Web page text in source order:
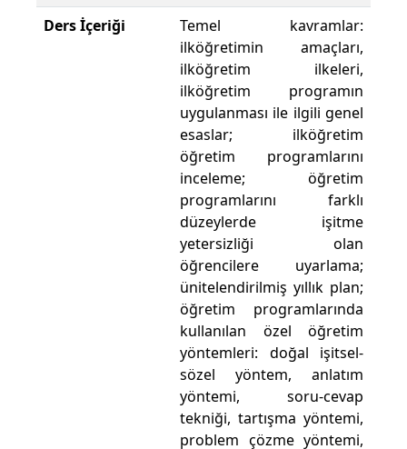
Ders İçeriği
Temel kavramlar:
ilköğretimin amaçları,
ilköğretim ilkeleri,
ilköğretim programın
uygulanması ile ilgili genel
esaslar; ilköğretim
öğretim programlarını
inceleme; öğretim
programlarını farklı
düzeylerde işitme
yetersizliği olan
öğrencilere uyarlama;
ünitelendirilmiş yıllık plan;
öğretim programlarında
kullanılan özel öğretim
yöntemleri: doğal işitsel-
sözel yöntem, anlatım
yöntemi, soru-cevap
tekniği, tartışma yöntemi,
problem çözme yöntemi,